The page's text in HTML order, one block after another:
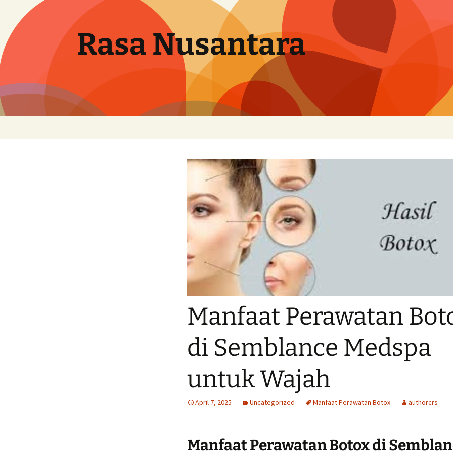
Langsung
Rasa Nusantara
Manfaat Perawatan
di Semblance Medspa
untuk Wajah
April 7, 2025 Uncategorized Manfaat Perawatan Botox authorcrs
Manfaat Perawatan Botox di